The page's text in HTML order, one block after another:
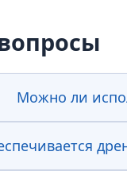
Можно ли